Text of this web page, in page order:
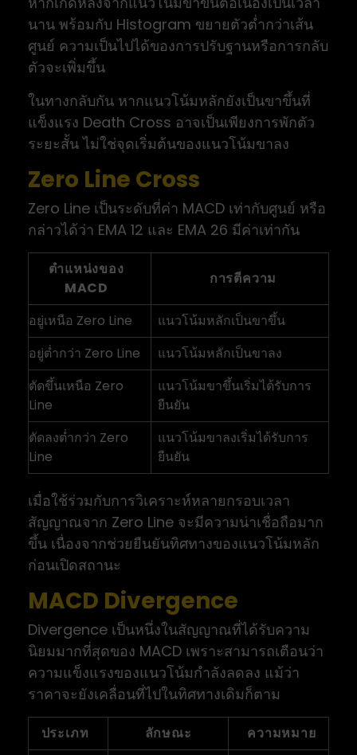
นาน พร้อมกับ Histogram ขยายตัวต่ำกว่าเส้น
ศูนย์ ความเป็นไปได้ของการปรับฐานหรือการกลับ
ตัวจะเพิ่มขึ้น
ในทางกลับกัน หากแนวโน้มหลักยังเป็นขาขึ้นที่
แข็งแรง Death Cross อาจเป็นเพียงการพักตัว
ระยะสั้น ไม่ใช่จุดเริ่มต้นของแนวโน้มขาลง
Zero Line Cross
Zero Line เป็นระดับที่ค่า MACD เท่ากับศูนย์ หรือ
กล่าวได้ว่า EMA 12 และ EMA 26 มีค่าเท่ากัน
ตำแหน่งของ
MACD
การตีความ
อยู่เหนือ Zero Line
แนวโน้มหลักเป็นขาขึ้น
อยู่ต่ำกว่า Zero Line
แนวโน้มหลักเป็นขาลง
ตัดขึ้นเหนือ Zero
Line
แนวโน้มขาขึ้นเริ่มได้รับการ
ยืนยัน
ตัดลงต่ำกว่า Zero
Line
แนวโน้มขาลงเริ่มได้รับการ
ยืนยัน
เมื่อใช้ร่วมกับการวิเคราะห์หลายกรอบเวลา
สัญญาณจาก Zero Line จะมีความน่าเชื่อถือมาก
ขึ้น เนื่องจากช่วยยืนยันทิศทางของแนวโน้มหลัก
ก่อนเปิดสถานะ
MACD Divergence
Divergence เป็นหนึ่งในสัญญาณที่ได้รับความ
นิยมมากที่สุดของ MACD เพราะสามารถเตือนว่า
ความแข็งแรงของแนวโน้มกำลังลดลง แม้ว่า
ราคาจะยังเคลื่อนที่ไปในทิศทางเดิมก็ตาม
ประเภท ลักษณะ ความหมาย